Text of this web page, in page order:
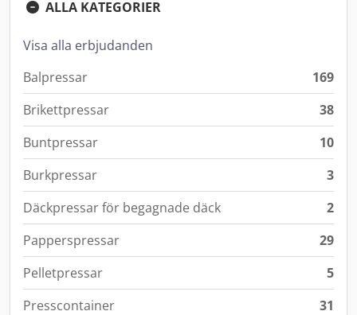
ALLA KATEGORIER
Visa alla erbjudanden
Balpressar
169
Brikettpressar
38
Buntpressar
10
Burkpressar
3
Däckpressar för begagnade däck
2
Papperspressar
29
Pelletpressar
5
Presscontainer
31